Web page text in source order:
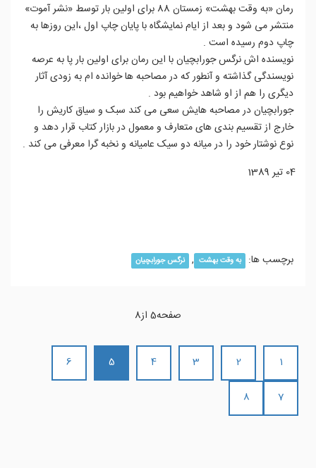
رمان «به وقت بهشت» زمستان 88 برای اولین بار توسط «نشر آموت»
منتشر می شود و بعد از ایام نمایشگاه با پایان چاپ اول ،این روزها به
چاپ دوم رسیده است .
نویسنده اش نرگس جورابچیان با این رمان برای اولین بار پا به عرصه
نویسندگی گذاشته و آنطور که در مصاحبه ها خوانده ام به زودی آثار
دیگری را هم از او شاهد خواهیم بود .
جورابچیان در مصاحبه هایش سعی می کند سبک و سیاق کاریش را
خارج از تقسیم بندی های متعارف و معمول در بازار کتاب قرار دهد و
نوع نوشتار خود را در میانه دو سیک عامیانه و نخبه گرا معرفی می کند .
04 تیر 1389
برچسب ها: به وقت بهشت , نرگس جورابچیان
صفحه5 از8
1
2
3
4
5
6
7
8